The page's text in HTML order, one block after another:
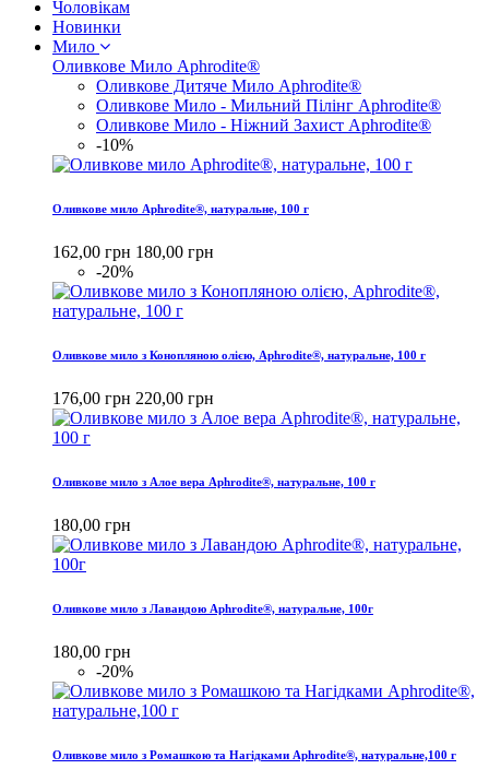
Чоловікам
Новинки
Мило
Оливкове Мило Aphrodite®
Оливкове Дитяче Мило Aphrodite®
Оливкове Мило - Мильний Пілінг Aphrodite®
Оливкове Мило - Ніжний Захист Aphrodite®
-10%
Оливкове мило Aphrodite®, натуральне, 100 г
162,00 грн 180,00 грн
-20%
Оливкове мило з Конопляною олією, Aphrodite®, натуральне, 100 г
176,00 грн 220,00 грн
Оливкове мило з Алое вера Aphrodite®, натуральне, 100 г
180,00 грн
Оливкове мило з Лавандою Aphrodite®, натуральне, 100г
180,00 грн
-20%
Оливкове мило з Ромашкою та Нагідками Aphrodite®, натуральне,100 г